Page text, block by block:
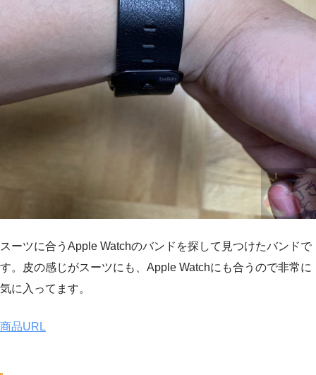
スーツに合うApple Watchのバンドを探して見つけたバンドで
す。皮の感じがスーツにも、Apple Watchにも合うので非常に
気に入ってます。
商品URL